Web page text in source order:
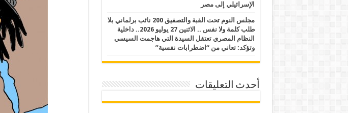
الإسرائيلي إلى مصر
مجلس النوم تحت القبة والتصفيق 200 نائب برلماني بلا
طلب كلمة ولا نفس .. الاثنين 27 يوليو 2026.. داخلية
النظام المصري تعتقل السيدة التي هاجمت السيسي
وتؤكد: تعاني من “اضطرابات نفسية”
أحدث التعليقات